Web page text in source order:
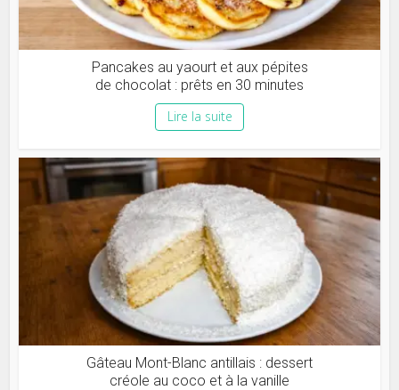
Pancakes au yaourt et aux pépites
de chocolat : prêts en 30 minutes
Lire la suite
Gâteau Mont-Blanc antillais : dessert
créole au coco et à la vanille